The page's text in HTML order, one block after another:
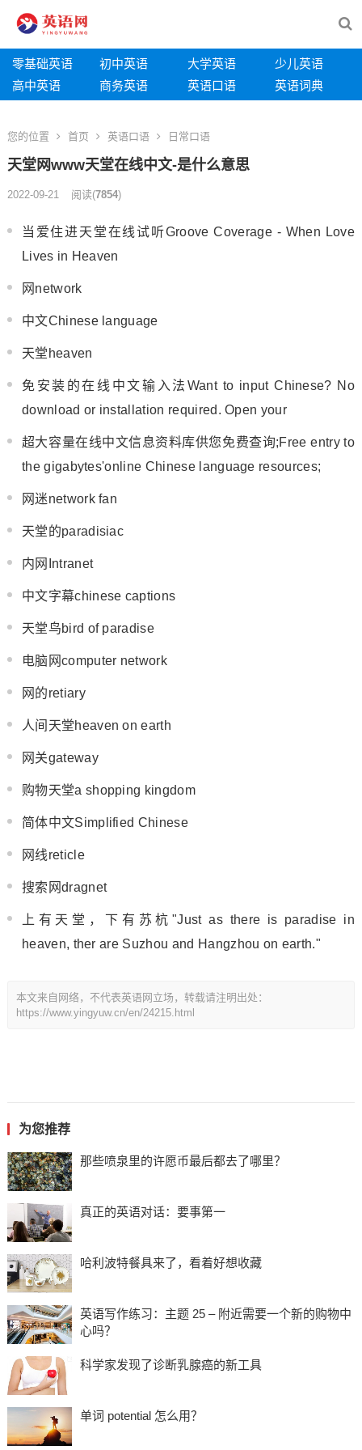
零基础英语 初中英语 大学英语
少儿英语
高中英语
商务英语 英语口语 英语词典
您的位置 首页 英语口语 日常口语
天堂网www天堂在线中文-是什么意思
2022-09-21 阅读(7854)
当爱住进天堂在线试听Groove Coverage - When Love
Lives in Heaven
网network
中文Chinese language
天堂heaven
免安装的在线中文输入法Want to input Chinese? No
download or installation required. Open your
超大容量在线中文信息资料库供您免费查询;Free entry to
the gigabytes'online Chinese language resources;
网迷network fan
天堂的paradisiac
内网Intranet
中文字幕chinese captions
天堂鸟bird of paradise
电脑网computer network
网的retiary
人间天堂heaven on earth
网关gateway
购物天堂a shopping kingdom
简体中文Simplified Chinese
网线reticle
搜索网dragnet
上有天堂，下有苏杭"Just as there is paradise in
heaven, ther are Suzhou and Hangzhou on earth."
本文来自网络，不代表英语网立场，转载请注明出处：
https://www.yingyuw.cn/en/24215.html
为您推荐
那些喷泉里的许愿币最后都去了哪里？
真正的英语对话：要事第一
哈利波特餐具来了，看着好想收藏
英语写作练习：主题 25 – 附近需要一个新的购物中
心吗？
科学家发现了诊断乳腺癌的新工具
单词 potential 怎么用？